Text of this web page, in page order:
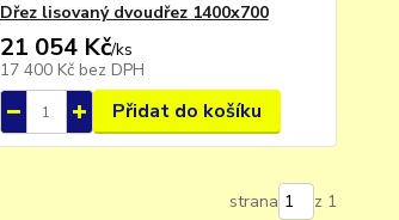
Dřez lisovaný dvoudřez 1400x700
21 054 Kč/ks
17 400 Kč bez DPH
Přidat do košíku
strana z 1